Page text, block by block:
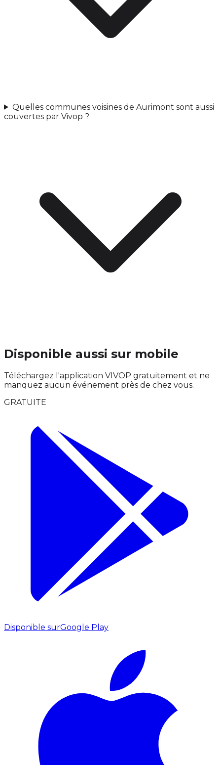
Quelles communes voisines de Aurimont sont aussi
couvertes par Vivop ?
Disponible aussi sur mobile
Téléchargez l'application VIVOP gratuitement et ne
manquez aucun événement près de chez vous.
GRATUITE
Disponible surGoogle Play